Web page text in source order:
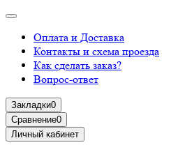
Оплата и Доставка
Контакты и схема проезда
Как сделать заказ?
Вопрос-ответ
Закладки0
Сравнение0
Личный кабинет